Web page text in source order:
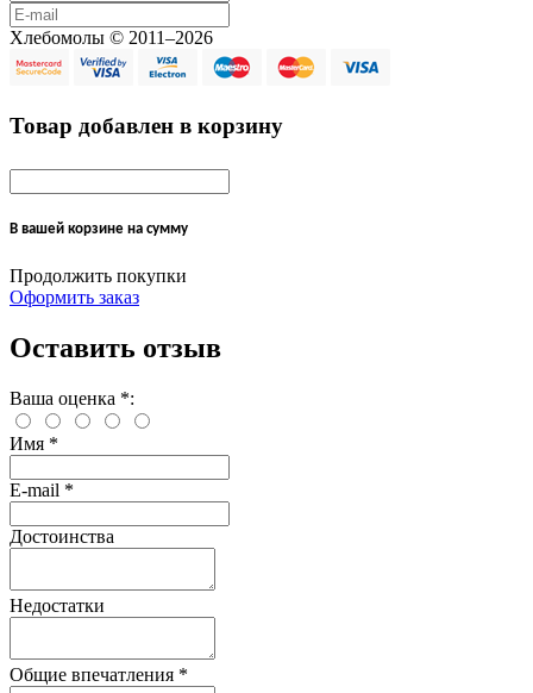
Хлебомолы © 2011–2026
Товар добавлен в корзину
В вашей корзине на сумму
Продолжить покупки
Оформить заказ
Оставить отзыв
Ваша оценка *:
Имя *
E-mail *
Достоинства
Недостатки
Общие впечатления *